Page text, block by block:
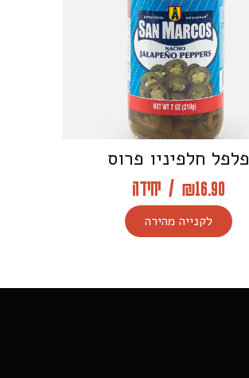
פלפל חלפיניו פרוס
₪16.90
/ יחידה
לקנייה מהירה